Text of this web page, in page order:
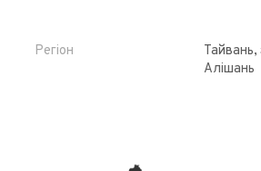
Регіон
Тайвань,
Алішань